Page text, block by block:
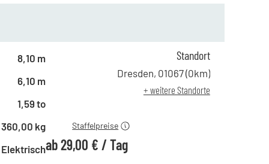
8,10 m
6,10 m
1,59 to
360,00 kg
Elektrisch
ab 5 Tagen
45,00 €
ab 15 Tagen
ab 21 Tagen
Staffelpreise
ab29,00 € /Tag
Standort
Dresden, 01067(0km)
+ weitere Standorte